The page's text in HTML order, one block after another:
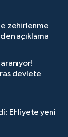
zehirlenme
açıklama
devlete
Ehliyete yeni